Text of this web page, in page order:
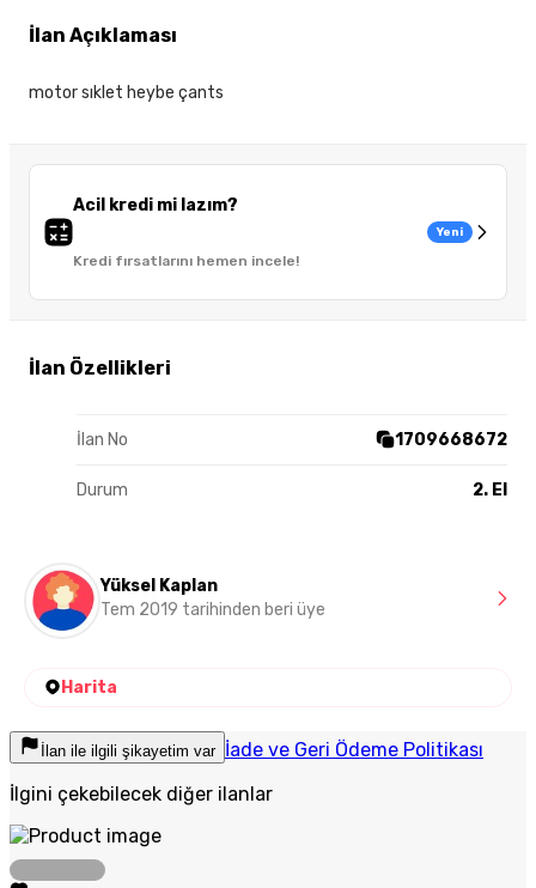
Acil kredi mi lazım?
Kredi fırsatlarını hemen incele!
Yeni
İlan Özellikleri
İlan No 1709668672
Durum 2. El
İlan Açıklaması
motor sıklet heybe çants
Yüksel Kaplan
Tem 2019 tarihinden beri üye
Harita
İlan ile ilgili şikayetim var İade ve Geri Ödeme Politikası
İlgini çekebilecek diğer ilanlar